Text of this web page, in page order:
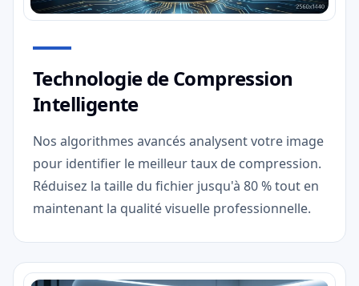
Technologie de Compression
Intelligente
Nos algorithmes avancés analysent votre image
pour identifier le meilleur taux de compression.
Réduisez la taille du fichier jusqu'à 80 % tout en
maintenant la qualité visuelle professionnelle.